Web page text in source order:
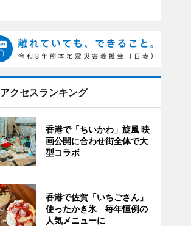
アクセスランキング
香港で「ちいかわ」旋風 映
画公開に合わせ街全体で大
型コラボ
香港で佐賀「いちごさん」
使ったかき氷 毎年恒例の
人気メニューに